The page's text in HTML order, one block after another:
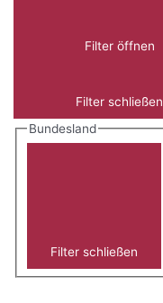
Filter öffnen
Filter schließen
Bundesland
Filter schließen